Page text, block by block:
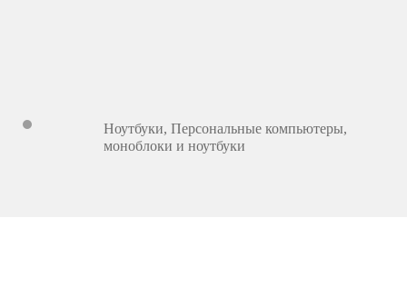
Ноутбуки, Персональные компьютеры,
моноблоки и ноутбуки